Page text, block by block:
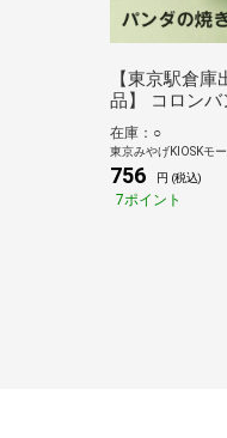
【東京駅倉
品】 コロンバ
ョコラ 5個入
在庫：○
東京みやげKIOSKモ
756 円 (税込)
7ポイント